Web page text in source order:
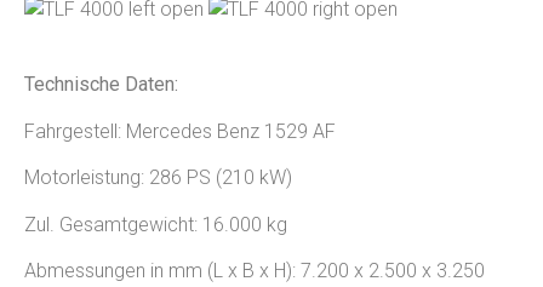
Technische Daten:
Fahrgestell: Mercedes Benz 1529 AF
Motorleistung: 286 PS (210 kW)
Zul. Gesamtgewicht: 16.000 kg
Abmessungen in mm (L x B x H): 7.200 x 2.500 x 3.250